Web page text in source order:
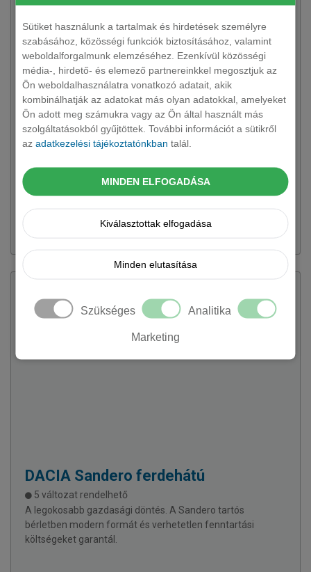
Sütiket használunk a tartalmak és hirdetések személyre
szabásához, közösségi funkciók biztosításához, valamint
weboldalforgalmunk elemzéséhez. Ezenkívül közösségi
média-, hirdető- és elemező partnereinkkel megosztjuk az
Ön weboldalhasználatra vonatkozó adatait, akik
kombinálhatják az adatokat más olyan adatokkal, amelyeket
Ön adott meg számukra vagy az Ön által használt más
szolgáltatásokból gyűjtöttek. További információt a sütikről
azadatkezelési tájékoztatónkban talál.
MINDEN ELFOGADÁSA
Kiválasztottak elfogadása
Minden elutasítása
Szükséges Analitika
Marketing
DACIAJogger kombi
7 változat rendelhető
Hatalmas tér, verhetetlen ár-érték arány. A Dacia Jogger
151 466 Ft + ÁFÁ-tól
DACIA Sandero ferdehátú
5 változat rendelhető
A legokosabb gazdasági döntés. A Sandero tartós
bérletben modern formát és verhetetlen fenntartási
költségeket garantál.